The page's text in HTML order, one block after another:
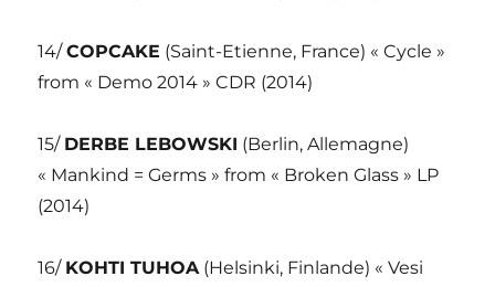
14/COPCAKE (Saint-Etienne, France) « Cycle »
from « Demo 2014 » CDR (2014)
15/ DERBE LEBOWSKI (Berlin, Allemagne)
« Mankind = Germs » from « Broken Glass » LP
(2014)
16/ KOHTI TUHOA(Helsinki, Finlande) « Vesi